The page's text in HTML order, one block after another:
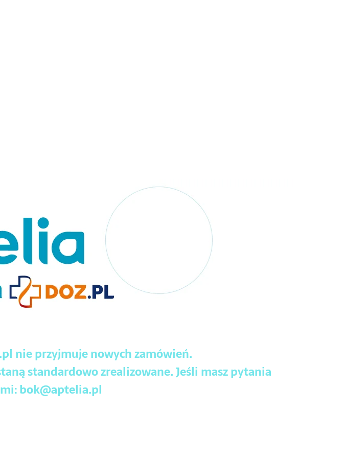
nie przyjmuje nowych zamówień.
standardowo zrealizowane. Jeśli masz pytania
bok@aptelia.pl